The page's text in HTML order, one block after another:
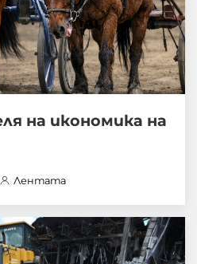
на икономика на
Лентата